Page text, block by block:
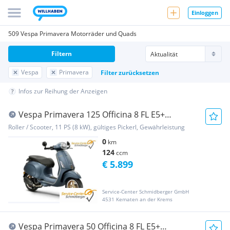
Einloggen
509 Vespa Primavera Motorräder und Quads
Vespa Primavera Filter zurücksetzen
Filtern
Infos zur Reihung der Anzeigen
Vespa Primavera 125 Officina 8 FL E5+
(Sondermodell)
Roller / Scooter, 11 PS (8 kW), gültiges Pickerl, Gewährleistung
0 km
124ccm
Service-Center Schmidberger GmbH
4531 Kematen an der Krems
€ 5.899
Vespa Primavera 50 Officina 8 FL E5+